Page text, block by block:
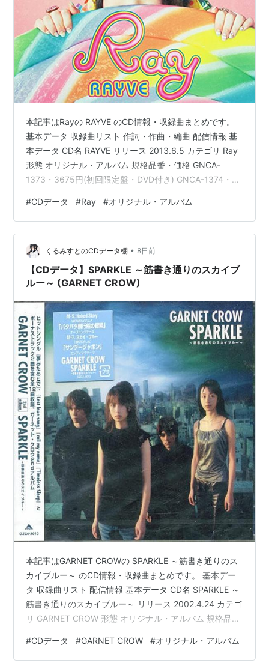
本記事はRayの RAYVE のCD情報・収録曲まとめです。
基本データ 収録曲リスト 作詞・作曲・編曲 配信情報 基
本データ CD名 RAYVE リリース 2013.6.5 カテゴリ Ray
形態 オリジナル・アルバム 規格品番・価格 GNCA-
1373・3675円(初回限定盤・DVD付き) GNCA-1374・
スト 1.Over ride 2.告白 (『あの夏で待ってる』イメージ
ソング) 3.Party time! 4.sign (『あの夏で待ってる』OP)
5.向日葵 6.ひかり (『十鬼の絆 花結綴り』ED) 7.凪 -na…
#CDデータ #Ray #オリジナル・アルバム
くるみすとのCDデータ棚 • 8日前
【CDデータ】SPARKLE ～筋書き通りのスカイブ
ルー～ (GARNET CROW)
本記事はGARNET CROWの SPARKLE ～筋書き通りのス
カイブルー～ のCD情報・収録曲まとめです。 基本デー
タ 収録曲リスト 配信情報 基本データ CD名 SPARKLE ～
筋書き通りのスカイブルー～ リリース 2002.4.24 カテゴ
リ GARNET CROW 形態 オリジナル・アルバム 規格品番
リスト 記載のないものは 作詞:AZUKI七 作曲:中村由利 編
曲:古井弘人 1.夢みたあとで (『名探偵コナン』ED) 2.call
#CDデータ #GARNET CROW #オリジナル・アルバム